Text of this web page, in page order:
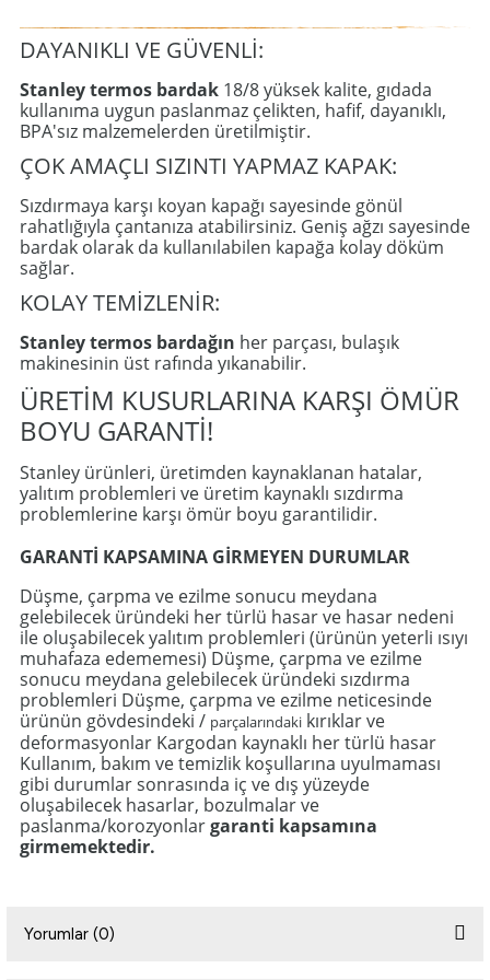
DAYANIKLI VE GÜVENLİ:
Stanley termos bardak 18/8 yüksek kalite, gıdada
kullanıma uygun paslanmaz çelikten, hafif, dayanıklı,
BPA'sız malzemelerden üretilmiştir.
ÇOK AMAÇLI SIZINTI YAPMAZ KAPAK:
Sızdırmaya karşı koyan kapağı sayesinde gönül
rahatlığıyla çantanıza atabilirsiniz. Geniş ağzı sayesinde
bardak olarak da kullanılabilen kapağa kolay döküm
sağlar.
KOLAY TEMİZLENİR:
Stanley termos bardağın her parçası, bulaşık
makinesinin üst rafında yıkanabilir.
ÜRETİM KUSURLARINA KARŞI ÖMÜR
BOYU GARANTİ!
Stanley ürünleri, üretimden kaynaklanan hatalar,
yalıtım problemleri ve üretim kaynaklı sızdırma
problemlerine karşı ömür boyu garantilidir.
GARANTİ KAPSAMINA GİRMEYEN DURUMLAR
Düşme, çarpma ve ezilme sonucu meydana
gelebilecek üründeki her türlü hasar ve hasar nedeni
ile oluşabilecek yalıtım problemleri (ürünün yeterli ısıyı
muhafaza edememesi) Düşme, çarpma ve ezilme
sonucu meydana gelebilecek üründeki sızdırma
problemleri Düşme, çarpma ve ezilme neticesinde
ürünün gövdesindeki / parçalarındaki kırıklar ve
deformasyonlar Kargodan kaynaklı her türlü hasar
Kullanım, bakım ve temizlik koşullarına uyulmaması
gibi durumlar sonrasında iç ve dış yüzeyde
oluşabilecek hasarlar, bozulmalar ve
paslanma/korozyonlargaranti kapsamına
girmemektedir.
Yorumlar (0)